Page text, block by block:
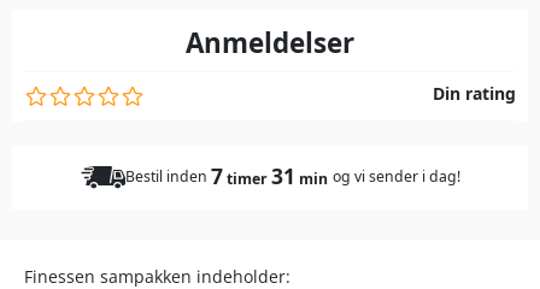
Anmeldelser
Din rating
Bestil inden 7timer31 min og vi sender i dag!
Finessen sampakken indeholder: